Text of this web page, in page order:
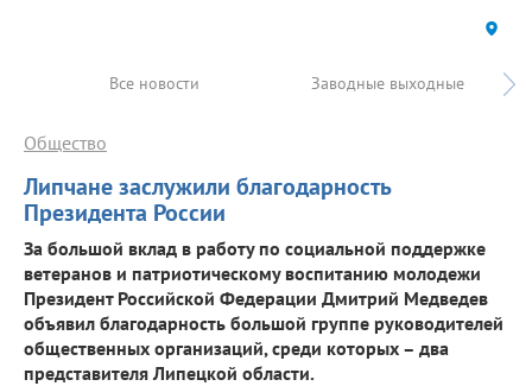
Все новости Заводные выходные
Липчане заслужили благодарность
Президента России
Общество
За большой вклад в работу по социальной поддержке
ветеранов и патриотическому воспитанию молодежи
Президент Российской Федерации Дмитрий Медведев
объявил благодарность большой группе руководителей
общественных организаций, среди которых – два
представителя Липецкой области.